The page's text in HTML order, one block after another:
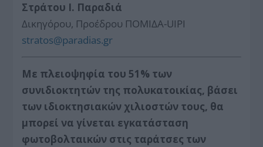
Στράτου Ι. Παραδιά
Δικηγόρου, Προέδρου ΠΟΜΙΔΑ-UIPI
stratos@paradias.gr
Με πλειοψηφία του 51% των
συνιδιοκτητών της πολυκατοικίας, βάσει
των ιδιοκτησιακών χιλιοστών τους, θα
μπορεί να γίνεται εγκατάσταση
φωτοβολταικών στις ταράτσες των